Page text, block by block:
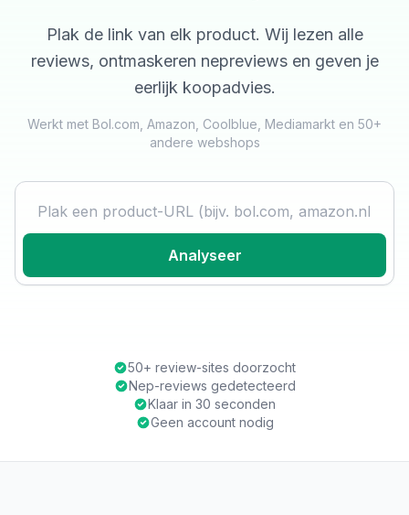
Plak de link van elk product. Wij lezen alle
reviews, ontmaskeren nepreviews en geven je
eerlijk koopadvies.
Werkt met Bol.com, Amazon, Coolblue, Mediamarkt en 50+
andere webshops
Analyseer
50+ review-sites doorzocht
Nep-reviews gedetecteerd
Klaar in 30 seconden
Geen account nodig